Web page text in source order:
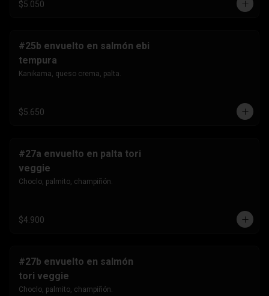
$5.050
#25b envuelto en salmón ebi
tempura
Kanikama, queso crema, palta.
$5.650
#27a envuelto en palta tori
veggie
Choclo, palmito, champiñón.
$4.900
#27b envuelto en salmón
tori veggie
Choclo, palmito, champiñón.